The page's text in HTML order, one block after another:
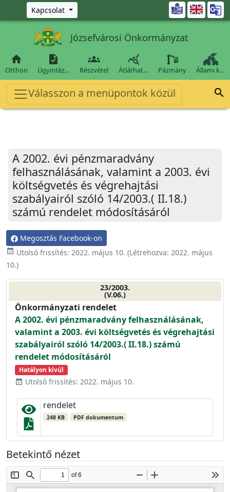
Ugrás a fő tartalomra
Kapcsolat 
Józsefvárosi Önkormányzat

Otthon

Ügyintéz…

Részvétel

Átláthat… Pázmány Állami k…
Válasszon a menüpontok közül 
A 2002. évi pénzmaradvány
felhasználásának, valamint a 2003. évi
költségvetés és végrehajtási
szabályairól szóló 14/2003.( II.18.)
számú rendelet módosításáról
Megosztás Facebook-on
event_available Utolsó frissítés: 2022. május 10. (Létrehozva: 2022. május
10.)
23/2003.
(V.06.)
Önkormányzati rendelet
A 2002. évi pénzmaradvány felhasználásának,
valamint a 2003. évi költségvetés és végrehajtási
szabályairól szóló 14/2003.( II.18.) számú
rendelet módosításáról
Hatályon kívül
event_available Utolsó frissítés: 2022. május 10.
rendelet
248 KB PDF dokumentum
Betekintő nézet